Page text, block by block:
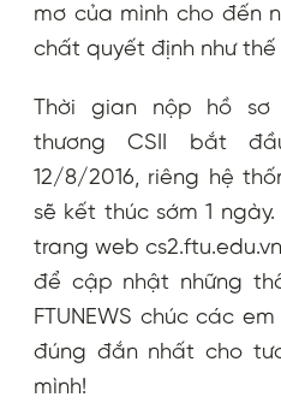
mơ của mình cho đến
chất quyết định như thế
Thời gian nộp hồ
thương CSII bắt
12/8/2016, riêng hệ
sẽ kết thúc sớm 1
trang web
để cập nhật những
FTUNEWS chúc các
đúng đắn nhất cho
mình!